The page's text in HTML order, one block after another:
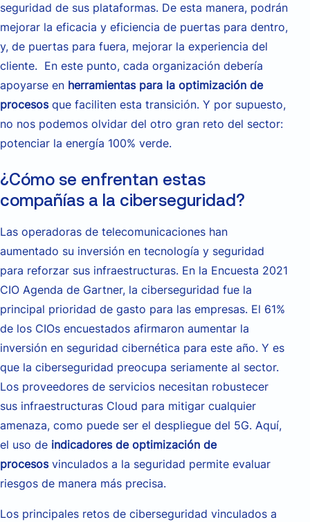
seguridad de sus plataformas. De esta manera, podrán
mejorar la eficacia y eficiencia de puertas para dentro,
y, de puertas para fuera, mejorar la experiencia del
cliente. En este punto, cada organización debería
apoyarse en herramientas para la optimización de
procesosque faciliten esta transición. Y por supuesto,
no nos podemos olvidar del otro gran reto del sector:
potenciar la energía 100% verde.
¿Cómo se enfrentan estas
compañías a la ciberseguridad?
Las operadoras de telecomunicaciones han
aumentado su inversión en tecnología y seguridad
para reforzar sus infraestructuras. En la Encuesta 2021
CIO Agenda de Gartner, la ciberseguridad fue la
principal prioridad de gasto para las empresas. El 61%
de los CIOs encuestados afirmaron aumentar la
inversión en seguridad cibernética para este año. Y es
que la ciberseguridad preocupa seriamente al sector.
Los proveedores de servicios necesitan robustecer
sus infraestructuras Cloud para mitigar cualquier
amenaza, como puede ser el despliegue del 5G. Aquí,
el uso de indicadores de optimización de
procesosvinculados a la seguridad permite evaluar
riesgos de manera más precisa.
Los principales retos de ciberseguridad vinculados a